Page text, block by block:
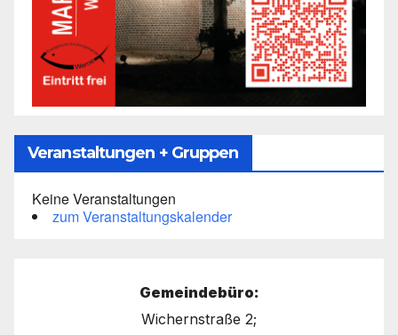
Veranstaltungen + Gruppen
Keine Veranstaltungen
zum Veranstaltungskalender
Gemeindebüro:
Wichernstraße 2;